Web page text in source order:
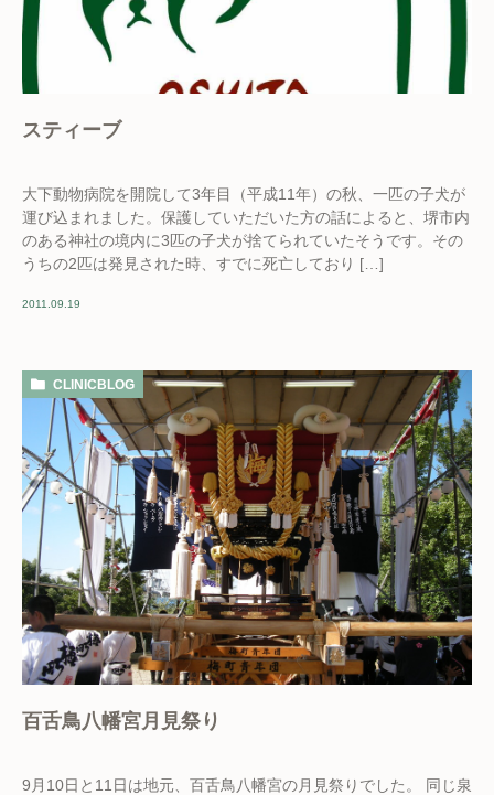
スティーブ
大下動物病院を開院して3年目（平成11年）の秋、一匹の子犬が
運び込まれました。保護していただいた方の話によると、堺市内
のある神社の境内に3匹の子犬が捨てられていたそうです。その
うちの2匹は発見された時、すでに死亡しており […]
2011.09.19
CLINICBLOG
百舌鳥八幡宮月見祭り
9月10日と11日は地元、百舌鳥八幡宮の月見祭りでした。 同じ泉